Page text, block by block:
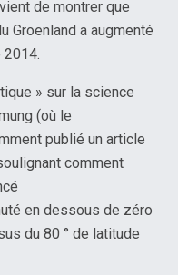
de montrer que
Groenland a augmenté
2014.
» sur la science
(où le
publié un article
comment
en dessous de zéro
du 80 ° de latitude